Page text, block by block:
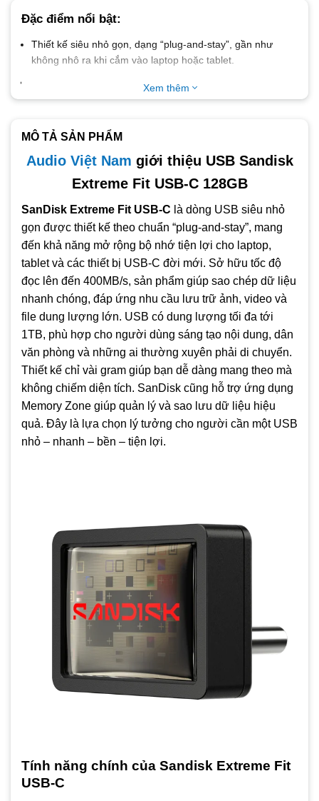
Đặc điểm nổi bật:
Thiết kế siêu nhỏ gọn, dạng “plug-and-stay”, gần như
không nhô ra khi cắm vào laptop hoặc tablet.
USB-C chuẩn USB 3.2 Gen 1
truyền tải nhanh, tương thích thiết bị đời mới.
liệu lớn chỉ trong vài giây.
Dung lượng tối đalên đến 1TB, thoải mái lưu trữ video,
ảnh RAW, tài liệu công việc và file dung lượng lớn.
điện thoại Android có USB-C.
Hỗ trợ phần mềm SanDisk Memory Zone, giúp quản lý,
sao lưu và phục hồi dữ liệu dễ dàng.
Thiết kế bền bỉ, chất lượng hoàn thiện cao, phù hợp cho
người dùng di chuyển thường xuyên.
Tiện lợi khi sử dụng hàng ngày nhờ kích thước nhỏ, trọng
lượng nhẹ và độ tin cậy cao.
Xem thêm
MÔ TẢ SẢN PHẨM
Audio Việt Nam giới thiệu USB Sandisk
Extreme Fit USB-C 128GB
SanDisk Extreme Fit USB-C là dòng USB siêu nhỏ
gọn được thiết kế theo chuẩn “plug-and-stay”, mang
đến khả năng mở rộng bộ nhớ tiện lợi cho laptop,
tablet và các thiết bị USB-C đời mới. Sở hữu tốc độ
đọc lên đến 400MB/s, sản phẩm giúp sao chép dữ liệu
nhanh chóng, đáp ứng nhu cầu lưu trữ ảnh, video và
file dung lượng lớn. USB có dung lượng tối đa tới
1TB, phù hợp cho người dùng sáng tạo nội dung, dân
văn phòng và những ai thường xuyên phải di chuyển.
Thiết kế chỉ vài gram giúp bạn dễ dàng mang theo mà
không chiếm diện tích. SanDisk cũng hỗ trợ ứng dụng
Memory Zone giúp quản lý và sao lưu dữ liệu hiệu
quả. Đây là lựa chọn lý tưởng cho người cần một USB
nhỏ – nhanh – bền – tiện lợi.
Tính năng chính của Sandisk Extreme Fit
USB-C